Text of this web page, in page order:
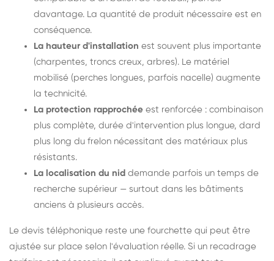
davantage. La quantité de produit nécessaire est en
conséquence.
La hauteur d'installation est souvent plus importante
(charpentes, troncs creux, arbres). Le matériel
mobilisé (perches longues, parfois nacelle) augmente
la technicité.
La protection rapprochée est renforcée : combinaison
plus complète, durée d'intervention plus longue, dard
plus long du frelon nécessitant des matériaux plus
résistants.
La localisation du nid demande parfois un temps de
recherche supérieur — surtout dans les bâtiments
anciens à plusieurs accès.
Le devis téléphonique reste une fourchette qui peut être
ajustée sur place selon l'évaluation réelle. Si un recadrage